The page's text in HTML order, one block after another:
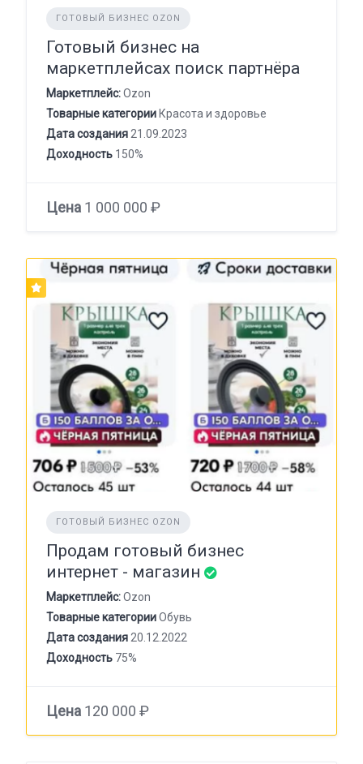
ГОТОВЫЙ БИЗНЕС OZON
Готовый бизнес на
маркетплейсах поиск партнёра
Маркетплейс:Ozon
Товарные категории Красота и здоровье
Дата создания 21.09.2023
Доходность 150%
Цена 1 000 000 ₽
ГОТОВЫЙ БИЗНЕС OZON
Продам готовый бизнес
интернет - магазин
Маркетплейс:Ozon
Товарные категорииОбувь
Дата создания 20.12.2022
Доходность 75%
Цена 120 000 ₽